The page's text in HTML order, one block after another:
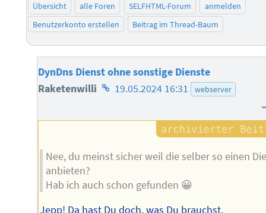
Übersicht alle Foren SELFHTML-Forum
anmelden
Benutzerkonto erstellen
Beitrag im Thread-Baum
DynDns Dienst ohne sonstige Dienste
Raketenwilli Homepage
Autors
19.05.2024 16:31 webserver
Nee, du meinst sicher weil die selber so einen
anbieten?
Hab ich auch schon gefunden 😀
Jepp! Da hast Du doch, was Du brauchst.